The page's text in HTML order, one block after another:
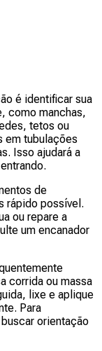
é identificar sua
como manchas,
tetos ou
em tubulações
Isso ajudará a
de
rápido possível.
ou repare a
um encanador
corrida ou massa
lixe e aplique
Para
orientação